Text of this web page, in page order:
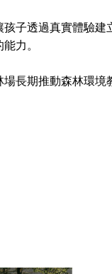
子透過真實體驗
力。
長期推動森林環